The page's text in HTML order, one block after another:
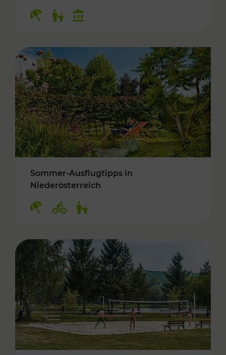
Sommer-Ausflugtipps in
Niederösterreich